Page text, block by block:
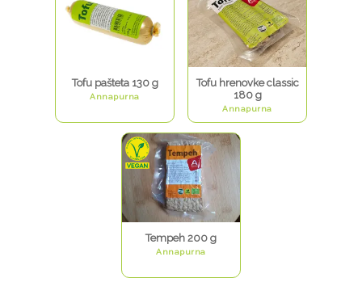
Tofu pašteta 130 g
Annapurna
Tofu hrenovke classic
180 g
Annapurna
Tempeh 200 g
Annapurna